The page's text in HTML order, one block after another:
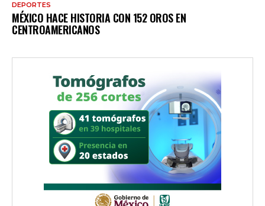
DEPORTES
MÉXICO HACE HISTORIA CON 152 OROS EN
CENTROAMERICANOS